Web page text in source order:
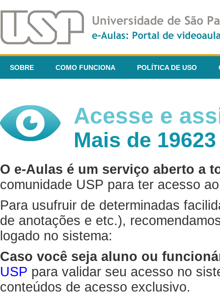
SOBRE COMO FUNCIONA POLÍTICA DE USO
Acesse e
Mais de
O e-Aulas é um serviço aberto a
comunidade USP para ter acesso
Para usufruir de determinadas
de anotações e etc.),
logado no sistema:
Caso você seja aluno ou
USP para validar seu acesso no
conteúdos de acesso exclusivo.